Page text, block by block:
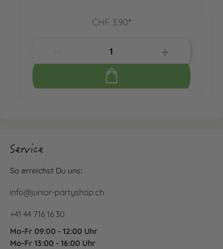
CHF 3.90*
Service
So erreichst Du uns:
info@junior-partyshop.ch
+41 44 716 16 30
Mo-Fr 09:00 - 12:00 Uhr
Mo-Fr 13:00 - 16:00 Uhr